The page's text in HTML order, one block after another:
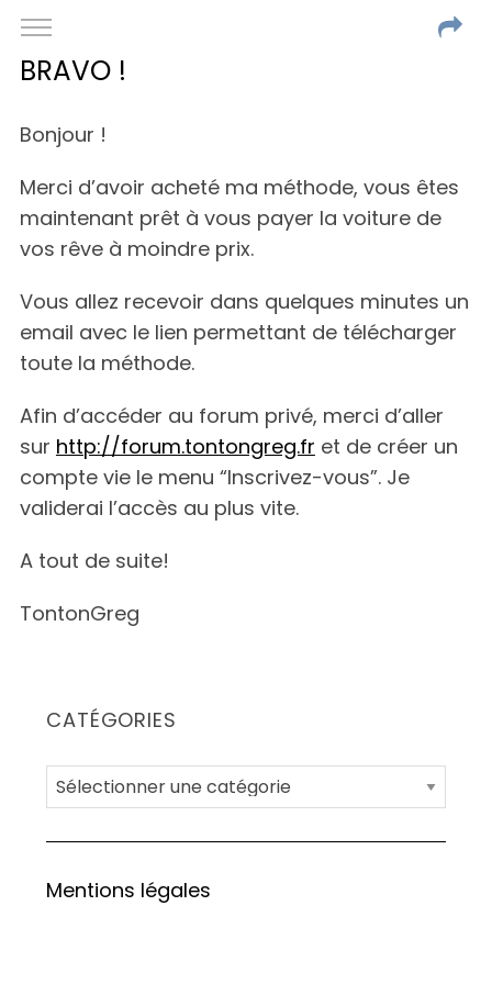
BRAVO !
Bonjour !
Merci d’avoir acheté ma méthode, vous êtes
maintenant prêt à vous payer la voiture de
vos rêve à moindre prix.
Vous allez recevoir dans quelques minutes un
email avec le lien permettant de télécharger
toute la méthode.
Afin d’accéder au forum privé, merci d’aller
sur http://forum.tontongreg.fr et de créer un
compte vie le menu “Inscrivez-vous”. Je
validerai l’accès au plus vite.
A tout de suite!
TontonGreg
CATÉGORIES
C
a
t
g
Mentions légales
S
e
r
h
: